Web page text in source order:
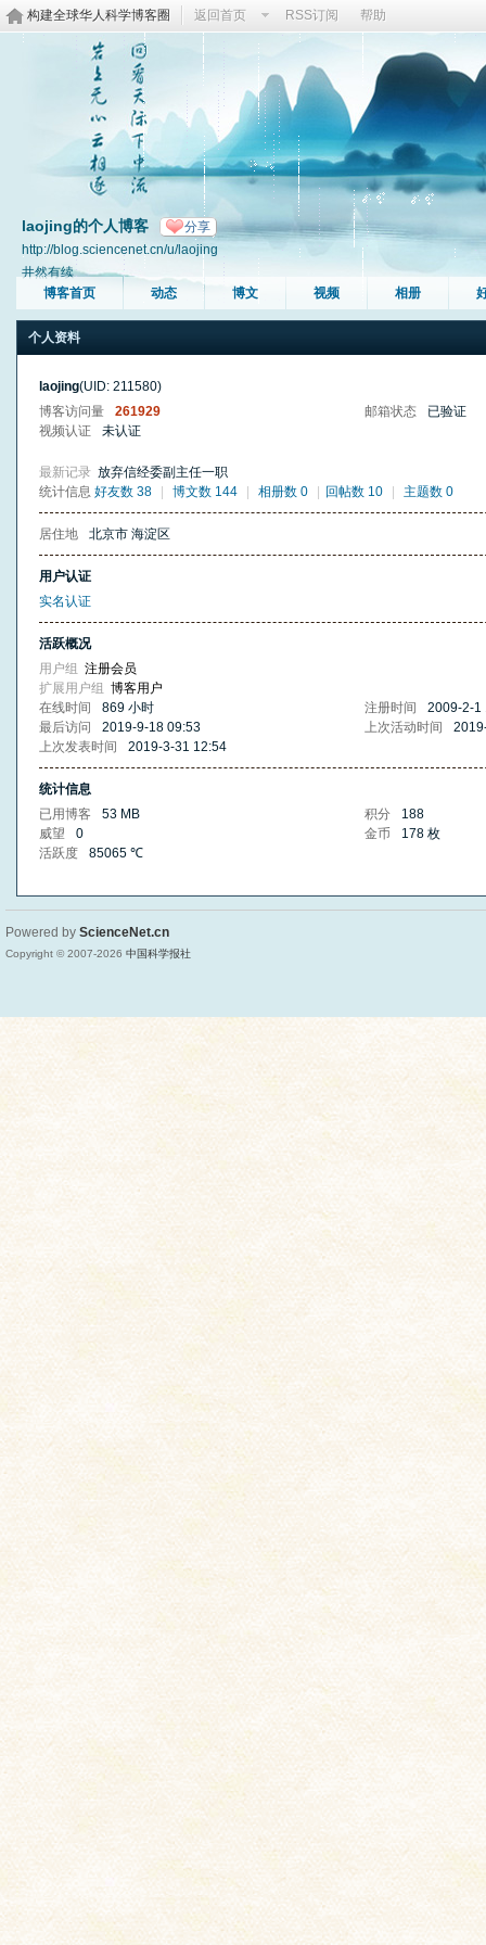
构建全球华人科学博客圈 返回首页 RSS订阅 帮助
laojing的个人博客 分享
http://blog.sciencenet.cn/u/laojing
井然有续
博客首页
动态 博文 视频 相册
个人资料
laojing(UID: 211580)
博客访问量
261929 邮箱状态
已验证
视频认证
未认证
最新记录 放弃信经委副主任一职
统计信息 好友数 38 博文数 144 相册数 0 回帖数 10 主题数 0
居住地 北京市 海淀区
用户认证
实名认证
活跃概况
用户组 注册会员
扩展用户组 博客用户
在线时间
869 小时 注册时间
2009-2-1
最后访问
2019-9-18 09:53 上次活动时间
上次发表时间
2019-3-31 12:54
统计信息
已用博客
53 MB 积分
188
威望
0 金币
178 枚
活跃度
85065 ℃
Powered by ScienceNet.cn
Copyright © 2007-2026 中国科学报社